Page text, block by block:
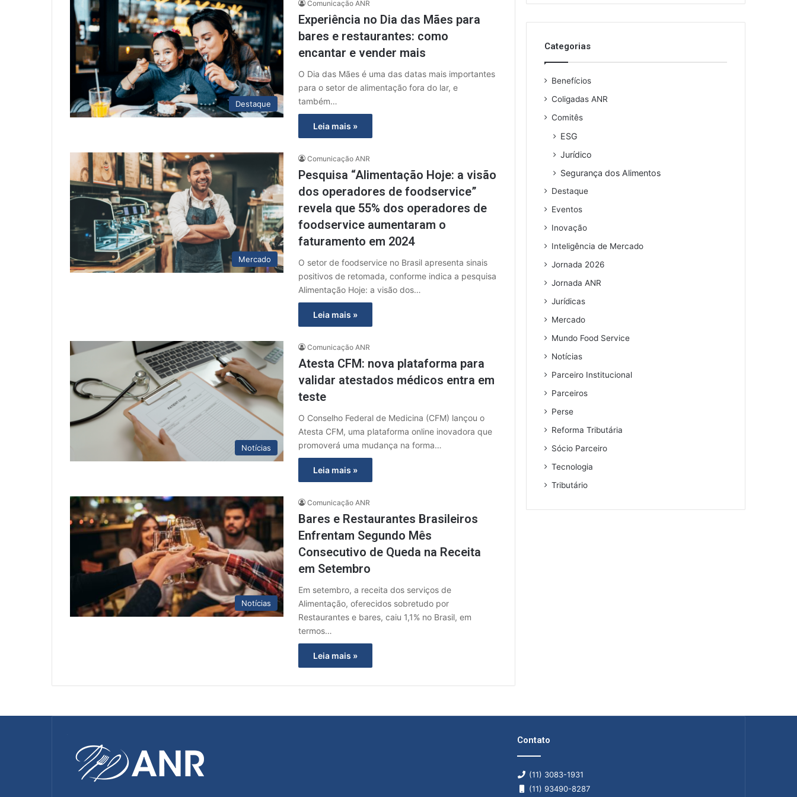
Destaque
Comunicação ANR
Experiência no Dia das Mães para
bares e restaurantes: como
encantar e vender mais
O Dia das Mães é uma das datas mais importantes
para o setor de alimentação fora do lar, e
também…
Leia mais »
Mercado
Comunicação ANR
Pesquisa “Alimentação Hoje: a visão
dos operadores de foodservice”
revela que 55% dos operadores de
foodservice aumentaram o
faturamento em 2024
O setor de foodservice no Brasil apresenta sinais
positivos de retomada, conforme indica a pesquisa
Alimentação Hoje: a visão dos…
Leia mais »
Notícias
Comunicação ANR
Atesta CFM: nova plataforma para
validar atestados médicos entra em
teste
O Conselho Federal de Medicina (CFM) lançou o
Atesta CFM, uma plataforma online inovadora que
promoverá uma mudança na forma…
Leia mais »
Notícias
Comunicação ANR
Bares e Restaurantes Brasileiros
Enfrentam Segundo Mês
Consecutivo de Queda na Receita
em Setembro
Em setembro, a receita dos serviços de
Alimentação, oferecidos sobretudo por
Restaurantes e bares, caiu 1,1% no Brasil, em
termos…
Leia mais »
s
u
e
e
a
i
Categorias
Benefícios
Coligadas ANR
Comitês
ESG
Jurídico
Segurança dos Alimentos
Destaque
Eventos
Inovação
Inteligência de Mercado
Jornada 2026
Jornada ANR
Jurídicas
Mercado
Mundo Food Service
Notícias
Parceiro Institucional
Parceiros
Perse
Reforma Tributária
Sócio Parceiro
Tecnologia
Tributário
Contato
(11) 3083-1931
(11) 93490-8287